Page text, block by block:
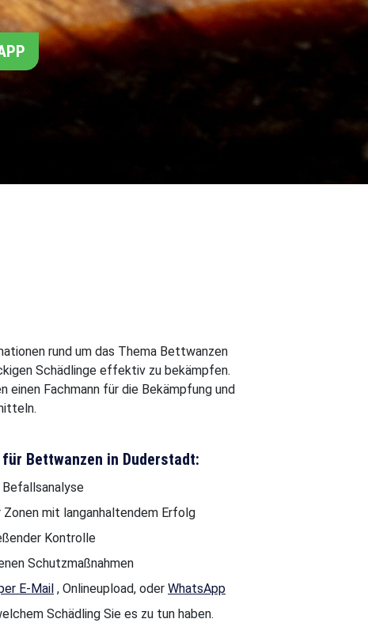
rund um das Thema Bettwanzen
Schädlinge effektiv zu bekämpfen.
einen Fachmann für die Bekämpfung und
Bettwanzen in Duderstadt:
mit langanhaltendem Erfolg
Kontrolle
Schutzmaßnahmen
E-Mail , Onlineupload, oder WhatsApp
Schädling Sie es zu tun haben.